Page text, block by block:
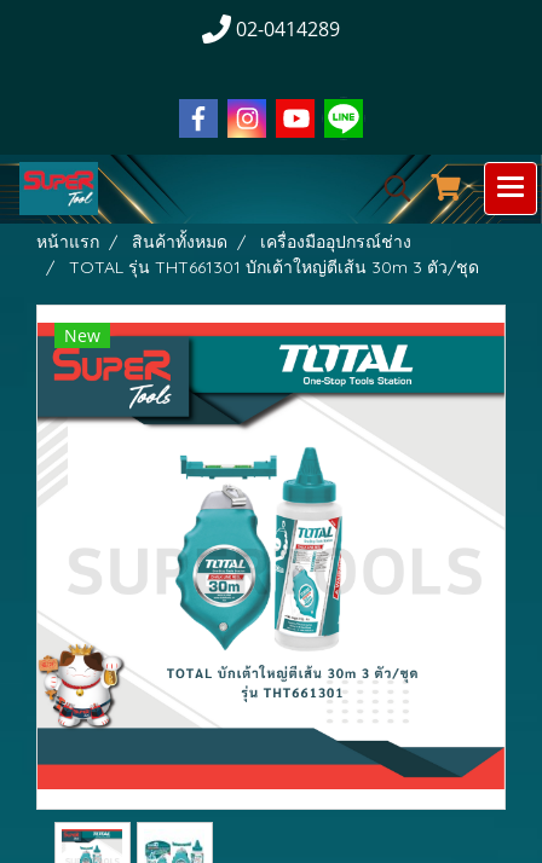
02-0414289
หน้าแรก สินค้าทั้งหมด
เครื่องมืออุปกรณ์ช่าง
TOTAL รุ่น THT661301 บักเต้าใหญ่ตีเส้น 30m 3 ตัว/ชุด
New